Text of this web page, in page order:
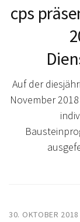
cps
Auf der
November
30. OKTOBER 2018